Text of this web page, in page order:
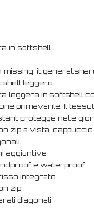
in softshell
missing:
leggero
leggera in softshell
primaverile. Il
protegge nelle
zip a vista,
aggiuntive
e waterproof
integrato
zip
diagonali